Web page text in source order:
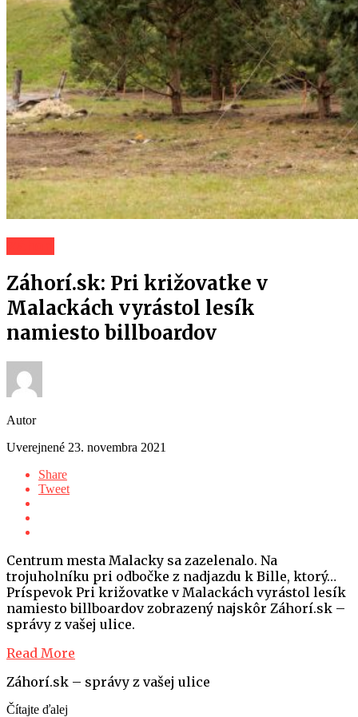
Záhorí.sk: Pri križovatke v
Malackách vyrástol lesík
namiesto billboardov
Autor
Uverejnené 23. novembra 2021
Share
Tweet
Centrum mesta Malacky sa zazelenalo. Na
trojuholníku pri odbočke z nadjazdu k Bille, ktorý…
Príspevok Pri križovatke v Malackách vyrástol lesík
namiesto billboardov zobrazený najskôr Záhorí.sk –
správy z vašej ulice.
Read More
Záhorí.sk – správy z vašej ulice
Čítajte ďalej